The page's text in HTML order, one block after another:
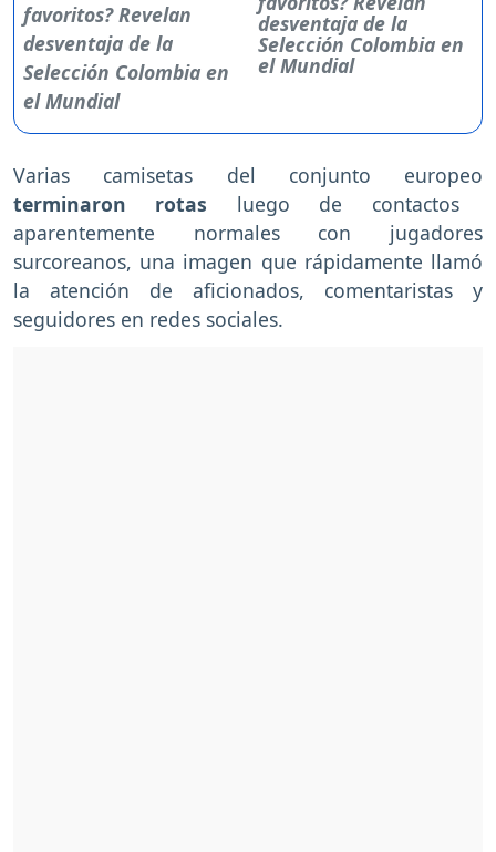
desventaja de la
Selección Colombia en
el Mundial
Varias camisetas del conjunto europeo
terminaron rotas luego de contactos
aparentemente normales con jugadores
surcoreanos, una imagen que rápidamente llamó
la atención de aficionados, comentaristas y
seguidores en redes sociales.